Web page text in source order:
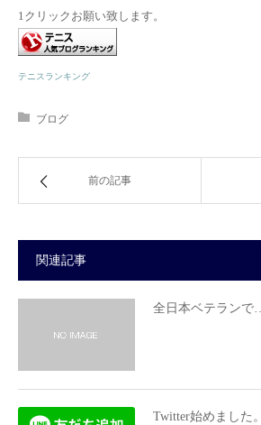
1クリックお願い致します。
テニスランキング
ブログ
前の記事
関連記事
全日本ベテランで…
Twitter始めました。